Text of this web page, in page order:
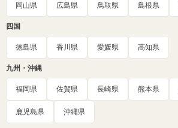
岡山県 広島県 鳥取県 島根県
四国
徳島県 香川県 愛媛県 高知県
九州・沖縄
福岡県 佐賀県 長崎県 熊本県
鹿児島県 沖縄県